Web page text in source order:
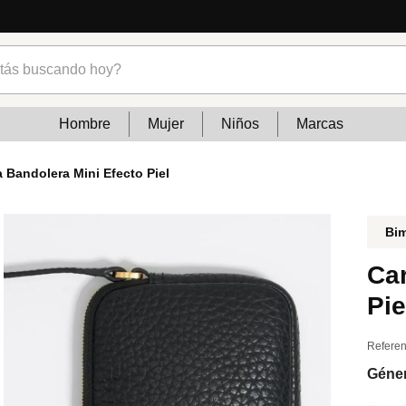
Hombre Mujer Niños Marcas
Bandolera Mini Efecto Piel